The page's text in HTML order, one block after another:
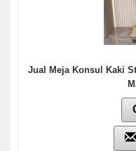
Jual Meja Konsul Kaki